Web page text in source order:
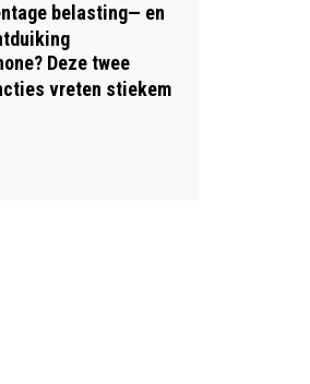
belasting— en
Deze twee
vreten stiekem